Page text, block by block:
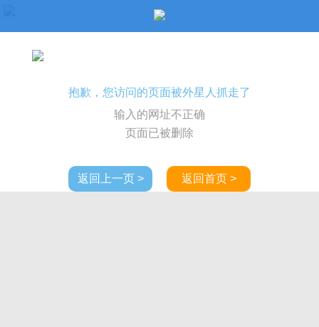
抱歉，您访问的页面被外星人抓走了
输入的网址不正确
页面已被删除
返回上一页 > 返回首页 >